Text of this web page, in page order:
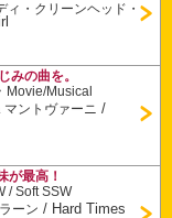
ィ・クリーンヘッド・
みの曲を。
Movie/Musical
マントヴァーニ /
が最高！
/ Soft SSW
ーン / Hard Times